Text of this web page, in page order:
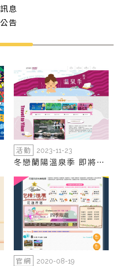
訊息
公告
活動 2023-11-23
冬戀蘭陽溫泉季 即將溫
暖您的心
官網 2020-08-19